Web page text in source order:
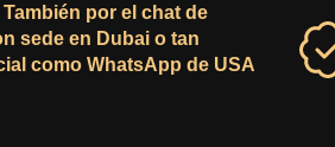
por el chat de
sede en Dubai o tan
como WhatsApp de USA